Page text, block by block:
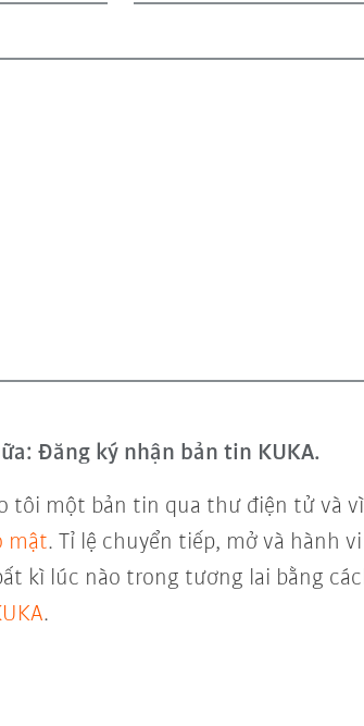
Đăng ký nhận bản tin KUKA.
tôi một bản tin qua thư điện tử và
mật. Tỉ lệ chuyển tiếp, mở và hành
kì lúc nào trong tương lai bằng
.